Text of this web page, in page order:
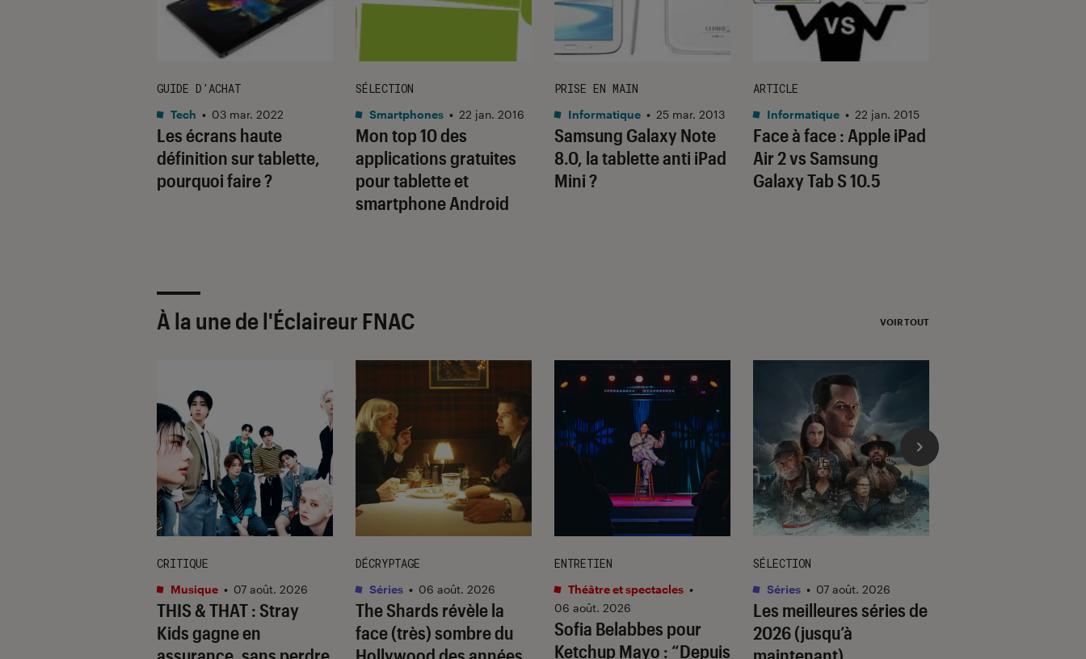
Les écrans haute
définition sur tablette,
pourquoi faire ?
GUIDE D'ACHAT
Tech • 03 mar. 2022
Mon top 10 des
applications gratuites
pour tablette et
smartphone Android
SÉLECTION
Smartphones • 22 jan. 2016
Samsung Galaxy Note
8.0, la tablette anti iPad
Mini ?
PRISE EN MAIN
Informatique • 25 mar. 2013
Face à face : Apple iPad
Air 2 vs Samsung
Galaxy Tab S 10.5
ARTICLE
Informatique • 22 jan. 2015
À la une de l'Éclaireur FNAC VOIR TOUT
THIS & THAT: Stray
Kids gagne en
CRITIQUE
Musique • 07 août. 2026
The Shards révèle la
face (très) sombre du
DÉCRYPTAGE
Séries • 06 août. 2026
Sofia Belabbes pour
Ketchup Mayo : “Depuis
ENTRETIEN
Théâtre et spectacles •
06 août. 2026
Les meilleures séries de
2026 (jusqu’à
SÉLECTION
Séries • 07 août. 2026
l'Éclaireur fnac">